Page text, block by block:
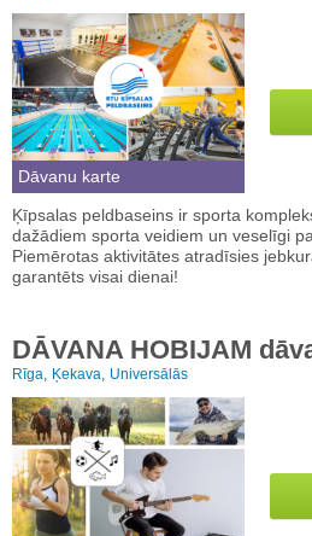
Dāvanu karte
Ķīpsalas peldbaseins ir sporta
dažādiem sporta veidiem un veselīgi
Piemērotas aktivitātes atradīsies
garantēts visai dienai!
DĀVANA HOBIJAM
Rīga, Ķekava, Universālās